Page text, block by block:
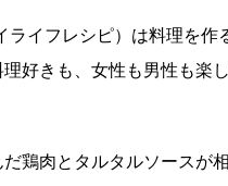
ライフレシピ）は料理を
好きも、女性も男性も楽
鶏肉とタルタルソースが